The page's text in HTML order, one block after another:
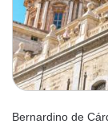
Bernardino de